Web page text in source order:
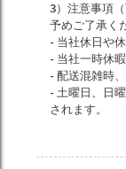
3）注意事項
予めご了承く
- 当社休日や
- 当社一時休
- 配送混雑時
- 土曜日、日
されます。